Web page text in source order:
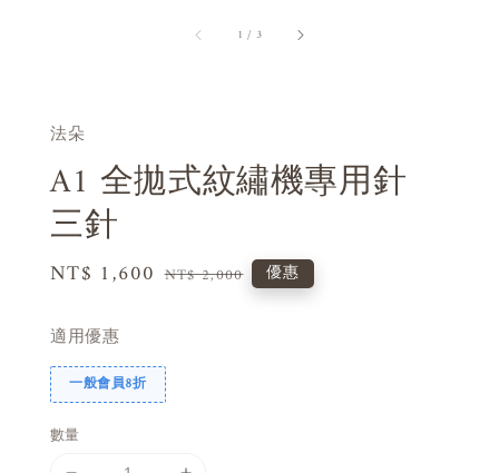
1 / 3
法朵
A1 全拋式紋繡機專用針
三針
Sale
NT$ 1,600 Regular
NT$ 2,000 優惠
適用優惠
一般會員8折
數量